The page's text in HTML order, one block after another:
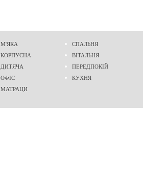
М'ЯКА
КОРПУСНА
ДИТЯЧА
ОФІС
МАТРАЦИ
СПАЛЬНЯ
ВІТАЛЬНЯ
ПЕРЕДПОКІЙ
КУХНЯ